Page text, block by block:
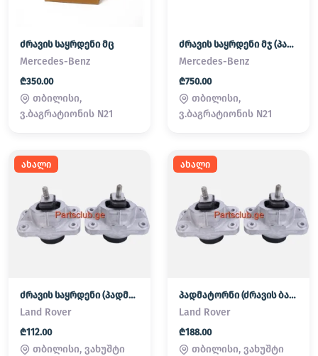
ძრავის საყრდენი მც
Mercedes-Benz
₾350.00
თბილისი,
ვ.ბაგრატიონის N21
ძრავის საყრდენი მჯ (პადმატორნი)
Mercedes-Benz
₾750.00
თბილისი,
ვ.ბაგრატიონის N21
ახალი
ძრავის საყრდენი (პადმატორნი)
Land Rover
₾112.00
თბილისი, ვახუშტი
ახალი
პადმატორნი (ძრავის ბალიში) LAND ROVER
Land Rover
₾188.00
თბილისი, ვახუშტი